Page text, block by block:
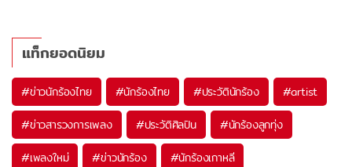
แท็กยอดนิยม
#ข่าวนักร้องไทย #นักร้องไทย #ประวัตินักร้อง #artist
#ข่าวสารวงการเพลง #ประวัติศิลปิน #นักร้องลูกทุ่ง
#เพลงใหม่ #ข่าวนักร้อง #นักร้องเกาหลี